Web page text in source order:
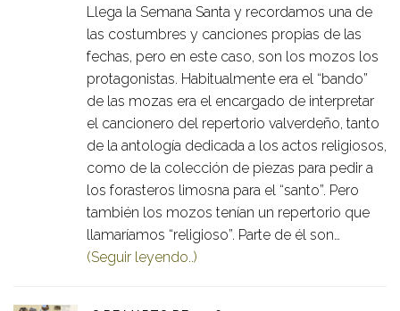
Llega la Semana Santa y recordamos una de
las costumbres y canciones propias de las
fechas, pero en este caso, son los mozos los
protagonistas. Habitualmente era el “bando”
de las mozas era el encargado de interpretar
el cancionero del repertorio valverdeño, tanto
de la antología dedicada a los actos religiosos,
como de la colección de piezas para pedir a
los forasteros limosna para el “santo”. Pero
también los mozos tenían un repertorio que
llamaríamos “religioso”. Parte de él son…
(Seguir leyendo..)